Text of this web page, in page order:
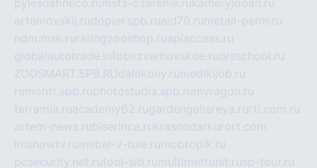
pylesostineco.ru msts-ozarenie.rukameryjooan.ru
artemovskij.rudopler.spb.ruaid70.ru metall-perm.ru
ndm.msk.ru ratingzooshop.ruapiaccess.ru
globalautotrade.info bezverhovskoe.rudrsschool.ru
ZOOSMART.SPB.RUdalakony.ru medikijob.ru
remontt.spb.ruphotostudia.spb.ru myragon.ru
terramia.ruacademy62.rugardengallereya.ru rti.com.ru
artem-news.rubiserinca.rukrasnodarkurort.com
imshowtv.ru mebel-v-tule.ru mobtopik.ru
pcsecurity.net.rutool-sib.ru multimetrunit.rusp-tour.ru